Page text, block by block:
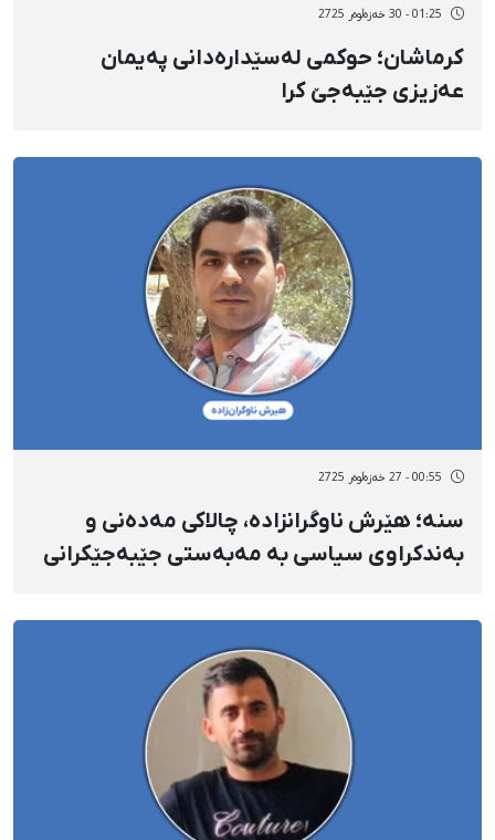
01:25 - 30 خەزەڵوەر 2725
کرماشان؛ حوکمی لەسێدارەدانی پەیمان
عەزیزی جێبەجێ کرا
00:55 - 27 خەزەڵوەر 2725
سنە؛ هێرش ناوگرانزادە، چالاکی مەدەنی و
بەندکراوی سیاسی بە مەبەستی جێبەجێکرانی